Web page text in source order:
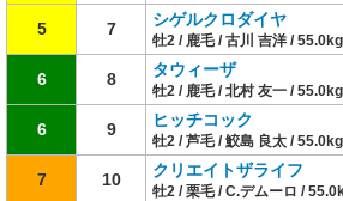
5 7 シゲルクロダイヤ
牡2 / 鹿毛 / 古川 吉洋 / 55.0kg
6 8 タウィーザ
牡2 / 鹿毛 / 北村 友一 / 55.0kg
6 9 ヒッチコック
牡2 / 芦毛 / 鮫島 良太 / 55.0kg
7 10 クリエイトザライフ
牡2 / 栗毛 / C.デムーロ /